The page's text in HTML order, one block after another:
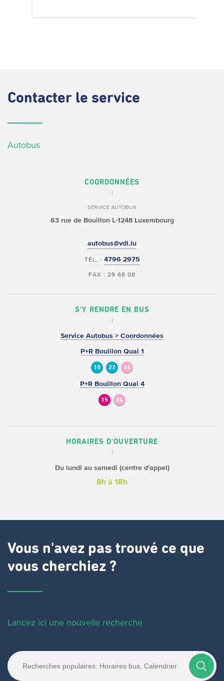
Contacter le service
Autobus
COORDONNÉES
SERVICE AUTOBUS
63 rue de BouillonL-1248 Luxembourg
autobus@vdl.lu
TÉL. : 4796 2975
FAX : 29 68 08
S'Y RENDRE EN BUS
Service Autobus > Coordonnées
P+R Bouillon Quai 1
10 22 24
P+R Bouillon Quai 4
15 24
HORAIRES D'OUVERTURE
Du lundi au samedi (centre d'appel)
8h à 18h
Vous n'avez pas trouvé ce que
vous cherchiez ?
Lancez ici une nouvelle recherche